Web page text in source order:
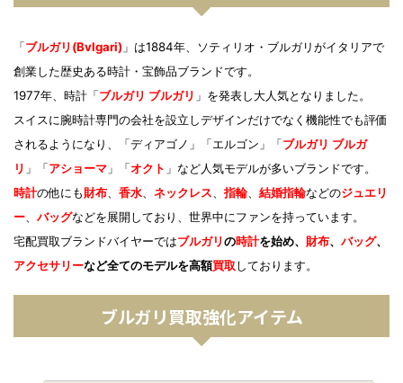
「ブルガリ(Bvlgari) 」は1884年、ソティリオ・ブルガリがイタリアで
創業した歴史ある時計・宝飾品ブランドです。
1977年、時計「ブルガリ ブルガリ 」を発表し大人気となりました。
スイスに腕時計専門の会社を設立しデザインだけでなく機能性でも評価
されるようになり、「ディアゴノ」「エルゴン」「ブルガリ ブルガ
リ 」「アショーマ 」「オクト 」など人気モデルが多いブランドです。
時計の他にも財布、 香水、 ネックレス、 指輪、 結婚指輪などのジュエリ
ー、 バッグなどを展開しており、世界中にファンを持っています。
宅配買取ブランドバイヤーではブルガリの時計を始め、 財布、 バッグ、
アクセサリーなど全てのモデルを高額買取しております。
ブルガリ買取強化アイテム